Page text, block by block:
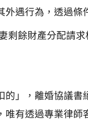
遇行為，透過條
剩餘財產分配請
的」，離婚協議
唯有透過專業律